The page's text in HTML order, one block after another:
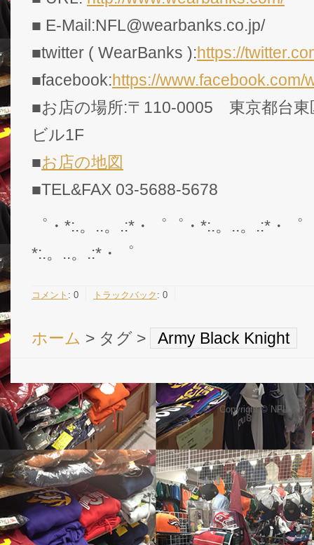
■ E-Mail:NFL@wearbanks.co.jp/
■twitter ( WearBanks ):https://
■facebook:https://www.facebook.com/
■お店の場所:〒110-0005 東京都台
ビル1F
■お店の地図
■TEL&FAX 03-5688-5678
゜・*:.。..。.:*・゜゜・*:.。..。.:*・
*:.。..。.:*・゜
コメント : 0 トラックバック : 0
ホーム > タグ > Army Black Knight
Copyright © NFL グッ